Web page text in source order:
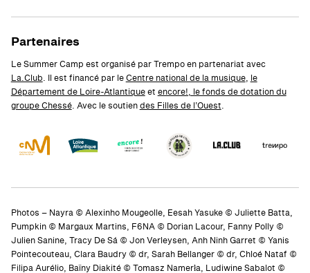
Partenaires
Le Summer Camp est organisé par Trempo en partenariat avec
La.Club. Il est financé par leCentre national de la musique, le
Département de Loire-Atlantiqueet encore!, le fonds de dotation du
groupe Chessé. Avec le soutiendes Filles de l’Ouest.
Photos – Nayra © Alexinho Mougeolle, Eesah Yasuke © Juliette Batta,
Pumpkin © Margaux Martins, F6NA © Dorian Lacour, Fanny Polly ©
Julien Sanine, Tracy De Sá © Jon Verleysen, Anh Ninh Garret © Yanis
Pointecouteau, Clara Baudry © dr, Sarah Bellanger © dr, Chloé Nataf ©
Filipa Aurélio, Baïny Diakité © Tomasz Namerła, Ludiwine Sabalot ©